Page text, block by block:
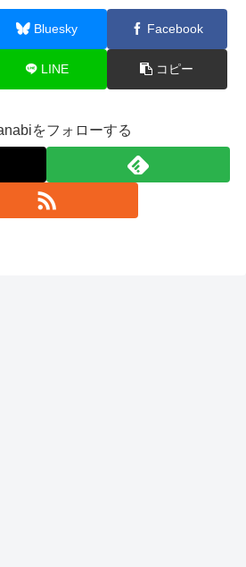
Bluesky Facebook
LINE コピー
をフォローする